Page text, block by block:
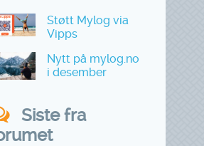
Støtt Mylog via
Vipps
Nytt på mylog.no
i desember
Siste fra